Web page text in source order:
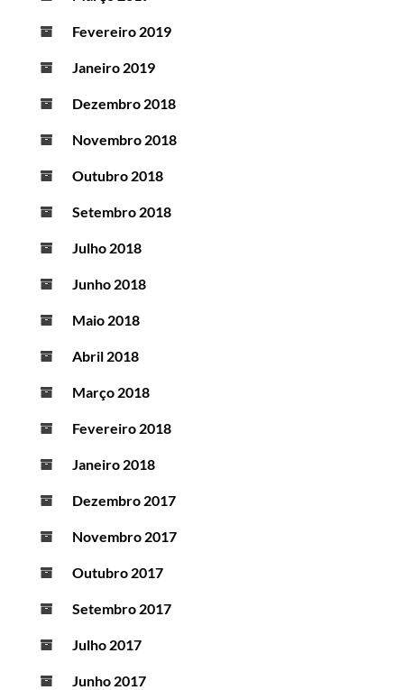
Fevereiro 2019
Janeiro 2019
Dezembro 2018
Novembro 2018
Outubro 2018
Setembro 2018
Julho 2018
Junho 2018
Maio 2018
Abril 2018
Março 2018
Fevereiro 2018
Janeiro 2018
Dezembro 2017
Novembro 2017
Outubro 2017
Setembro 2017
Julho 2017
Junho 2017